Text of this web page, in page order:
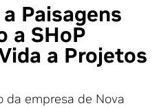
Paisagens
a SHoP
a Projetos
da empresa de Nova